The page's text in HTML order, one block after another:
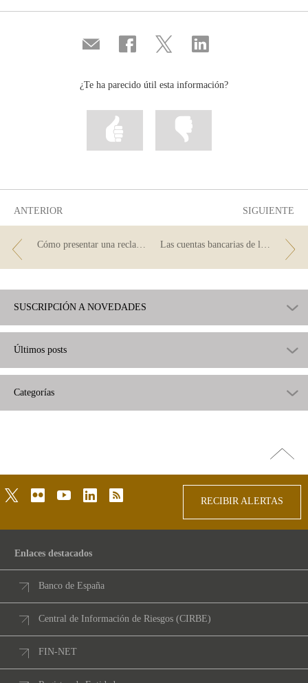
Compartir
por
Compartir
en
Compartir
en
Compartir
en
¿Te ha parecido útil esta información?
Marcar
información
ANTERIOR
Cómo presentar una reclamación en tu sucursal
SIGUIENTE
Las cuentas bancarias de las comunidades de propietarios
SUSCRIPCIÓN A NOVEDADES
Últimos posts
Categorías
arriba
twitterflickr youtubelinkedinrss
RECIBIR ALERTAS
Enlaces destacados
Banco de España
Central de Información de Riesgos (CIRBE)
FIN-NET